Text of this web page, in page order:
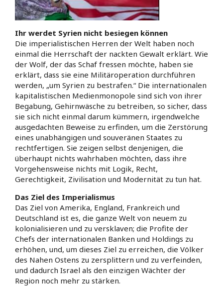
Ihr werdet Syrien nicht besiegen können
Die imperialistischen Herren der Welt haben noch
einmal die Herrschaft der nackten Gewalt erklärt. Wie
der Wolf, der das Schaf fressen möchte, haben sie
erklärt, dass sie eine Militäroperation durchführen
werden, „um Syrien zu bestrafen.“ Die internationalen
kapitalistischen Medienmonopole sind sich von ihrer
Begabung, Gehirnwäsche zu betreiben, so sicher, dass
sie sich nicht einmal darum kümmern, irgendwelche
ausgedachten Beweise zu erfinden, um die Zerstörung
eines unabhängigen und souveränen Staates zu
rechtfertigen. Sie zeigen selbst denjenigen, die
überhaupt nichts wahrhaben möchten, dass ihre
Vorgehensweise nichts mit Logik, Recht,
Gerechtigkeit, Zivilisation und Modernität zu tun hat.
Das Ziel des Imperialismus
Das Ziel von Amerika, England, Frankreich und
Deutschland ist es, die ganze Welt von neuem zu
kolonialisieren und zu versklaven; die Profite der
Chefs der internationalen Banken und Holdings zu
erhöhen, und, um dieses Ziel zu erreichen, die Völker
des Nahen Ostens zu zersplittern und zu verfeinden,
und dadurch Israel als den einzigen Wächter der
Region noch mehr zu stärken.